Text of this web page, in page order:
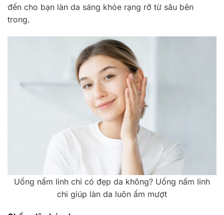
đến cho bạn làn da sáng khỏe rạng rỡ từ sâu bên
trong.
Uống nấm linh chi có đẹp da không? Uống nấm linh
chi giúp làn da luôn ẩm mượt